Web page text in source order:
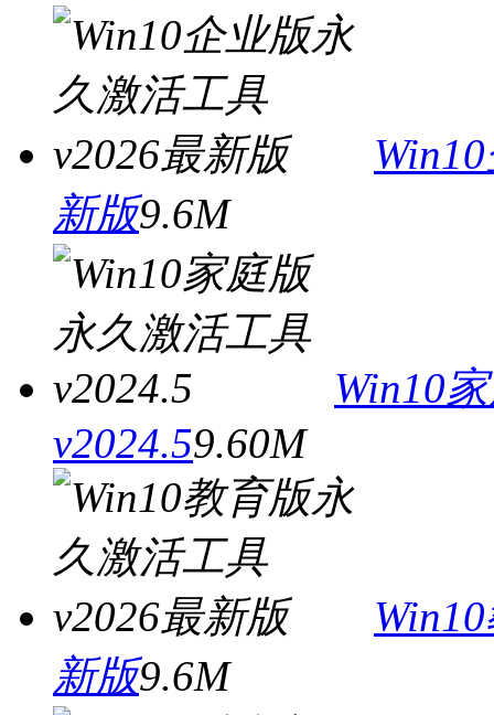
新版9.6M
Win10
v2024.59.60M
新版9.6M